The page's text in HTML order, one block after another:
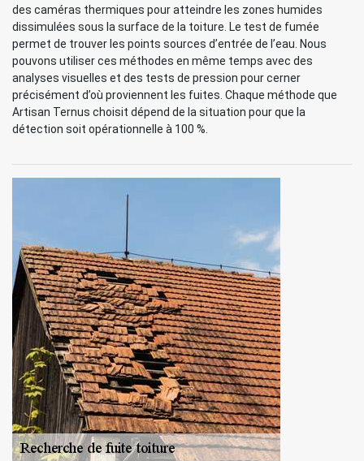
des caméras thermiques pour atteindre les zones humides
dissimulées sous la surface de la toiture. Le test de fumée
permet de trouver les points sources d’entrée de l’eau. Nous
pouvons utiliser ces méthodes en même temps avec des
analyses visuelles et des tests de pression pour cerner
précisément d’où proviennent les fuites. Chaque méthode que
Artisan Ternus choisit dépend de la situation pour que la
détection soit opérationnelle à 100 %.